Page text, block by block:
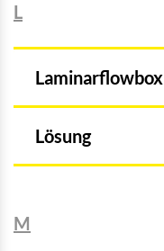
L
Laminarflowbox
Lösung
M